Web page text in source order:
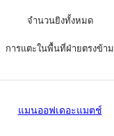
จำนวนยิงทั้งหมด
การแตะในพื้นที่ฝ่ายตรงข้าม
แมนออฟเดอะแมตช์